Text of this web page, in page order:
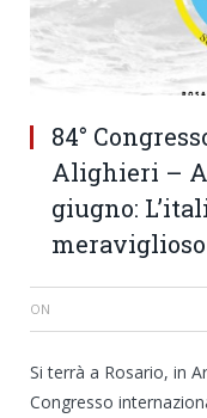
84°
Alighieri – A
giugno:
meraviglioso
ON
Si terrà a Rosario, in
Congresso